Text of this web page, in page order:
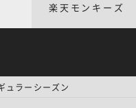
楽天モンキーズ
ラーシーズン